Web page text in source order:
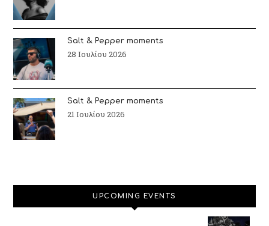
Salt & Pepper moments
28 Ιουλίου 2026
Salt & Pepper moments
21 Ιουλίου 2026
UPCOMING EVENTS